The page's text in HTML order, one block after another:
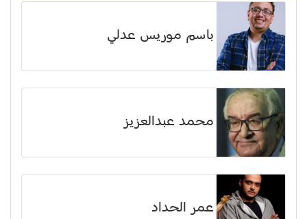
باسم موريس عدلي
محمد عبدالعزيز
عمر الحداد